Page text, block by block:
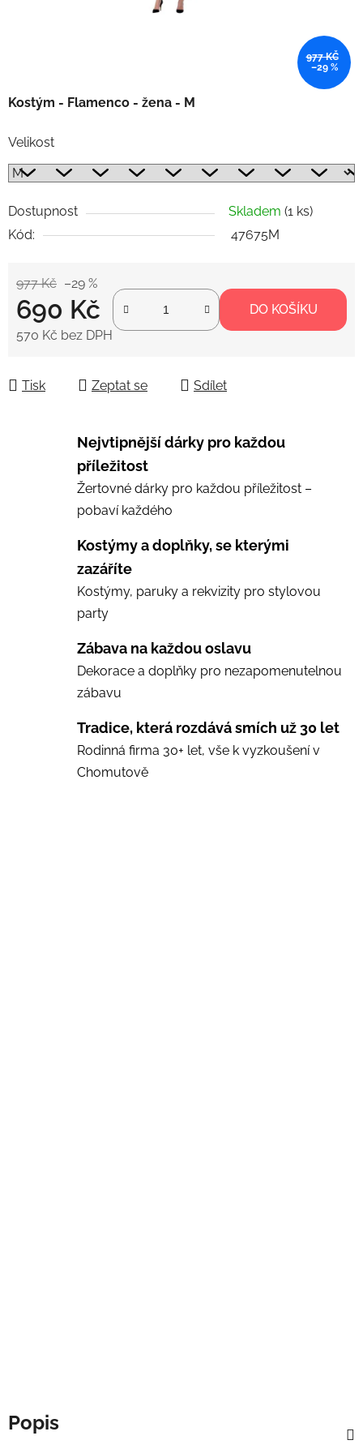
Kostým - Flamenco - žena - M
Velikost
Dostupnost Skladem (1 ks)
Kód:
47675M
977 Kč –29 %
690 Kč
570 Kč bez DPH
DO KOŠÍKU
Tisk Zeptat se Sdílet
977 KČ
–29 %
Nejvtipnější dárky pro každou
příležitost
Žertovné dárky pro každou příležitost –
pobaví každého
Kostýmy a doplňky, se kterými
zazáříte
Kostýmy, paruky a rekvizity pro stylovou
party
Zábava na každou oslavu
Dekorace a doplňky pro nezapomenutelnou
zábavu
Tradice, která rozdává smích už 30 let
Rodinná firma 30+ let, vše k vyzkoušení v
Chomutově
Popis